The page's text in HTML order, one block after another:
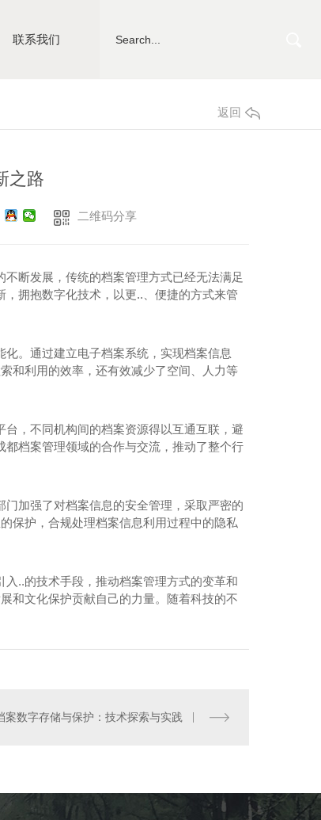
联系我们
返回
之路
二维码分享
断发展，传统的档案管理方式已经无法满足
拥抱数字化技术，以更..、便捷的方式来管
。通过建立电子档案系统，实现档案信息
和利用的效率，还有效减少了空间、人力等
，不同机构间的档案资源得以互通互联，避
档案管理领域的合作与交流，推动了整个行
加强了对档案信息的安全管理，采取严密的
保护，合规处理档案信息利用过程中的隐私
..的技术手段，推动档案管理方式的变革和
和文化保护贡献自己的力量。随着科技的不
案数字存储与保护：技术探索与实践